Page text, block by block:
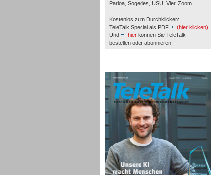
Parloa, Sogedes, USU, Vier, Zoom
Kostenlos zum Durchklicken:
TeleTalk Special als PDF
(hier klicken)
Und
hier können Sie TeleTalk
bestellen oder abonnieren!
Inbound